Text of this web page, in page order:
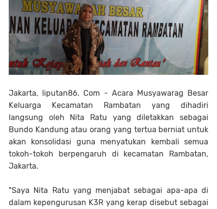
Jakarta, liputan86. Com - Acara Musyawarag Besar
Keluarga Kecamatan Rambatan yang dihadiri
langsung oleh Nita Ratu yang diletakkan sebagai
Bundo Kandung atau orang yang tertua berniat untuk
akan konsolidasi guna menyatukan kembali semua
tokoh-tokoh berpengaruh di kecamatan Rambatan,
Jakarta.
"Saya Nita Ratu yang menjabat sebagai apa-apa di
dalam kepengurusan K3R yang kerap disebut sebagai